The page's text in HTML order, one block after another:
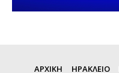
ΑΡΧΙΚΗ ΗΡΑΚΛΕΙΟ